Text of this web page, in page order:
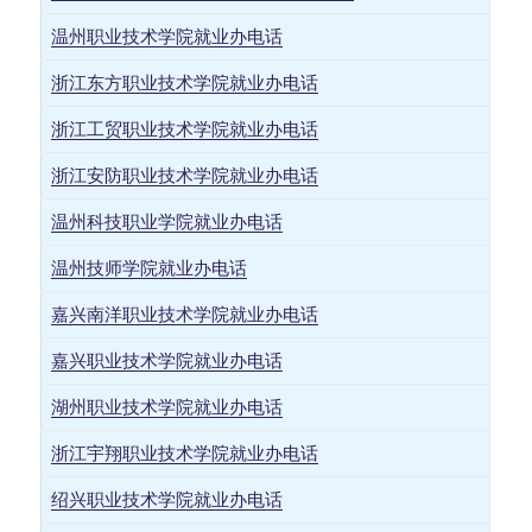
温州职业技术学院就业办电话
浙江东方职业技术学院就业办电话
浙江工贸职业技术学院就业办电话
浙江安防职业技术学院就业办电话
温州科技职业学院就业办电话
温州技师学院就业办电话
嘉兴南洋职业技术学院就业办电话
嘉兴职业技术学院就业办电话
湖州职业技术学院就业办电话
浙江宇翔职业技术学院就业办电话
绍兴职业技术学院就业办电话